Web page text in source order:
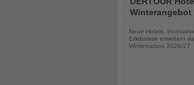
die
Nachrichten
Neue Hotels,
Erlebnisse erweitern
Wintersaison 2026/27